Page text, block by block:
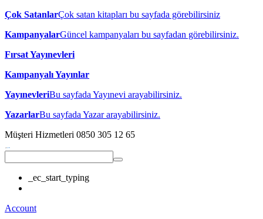
Çok SatanlarÇok satan kitapları bu sayfada görebilirsiniz
KampanyalarGüncel kampanyaları bu sayfadan görebilirsiniz.
Fırsat Yayınevleri
Kampanyalı Yayınlar
YayınevleriBu sayfada Yayınevi arayabilirsiniz.
YazarlarBu sayfada Yazar arayabilirsiniz.
Müşteri Hizmetleri 0850 305 12 65
_ec_start_typing
Account